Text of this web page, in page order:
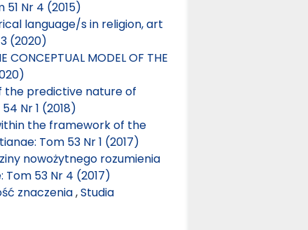
Nr 4 (2015)
language/s in religion, art
(2020)
CONCEPTUAL MODEL OF THE
the predictive nature of
Nr 1 (2018)
the framework of the
Tom 53 Nr 1 (2017)
nowożytnego rozumienia
Tom 53 Nr 4 (2017)
znaczenia,Studia